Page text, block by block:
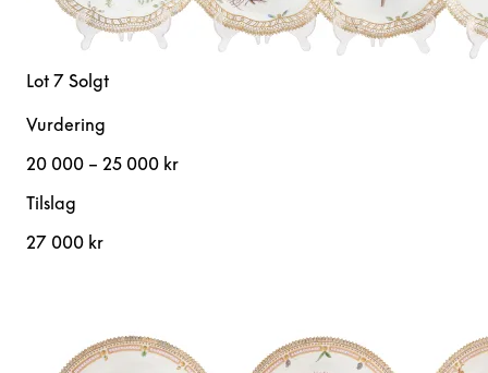
Lot 7 Solgt
Vurdering
20 000 – 25 000 kr
Tilslag
27 000 kr